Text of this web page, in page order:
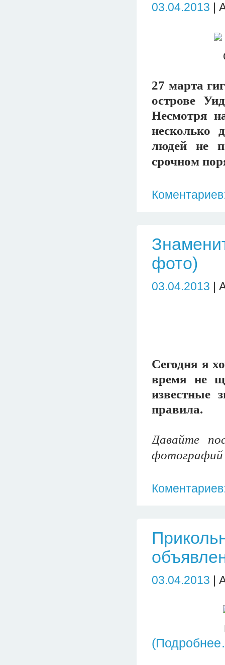
03.04.2013 |
27 марта
острове
Несмотря
несколько
людей не
срочном
фото)
03.04.2013 |
Сегодня я
время не
известные
правила.
Давайте
фотографий
03.04.2013 |